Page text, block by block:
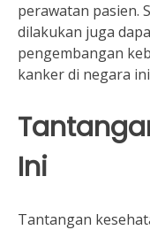
perawatan pasien.
dilakukan juga
pengembangan
kanker di negara
Ini
Tantangan